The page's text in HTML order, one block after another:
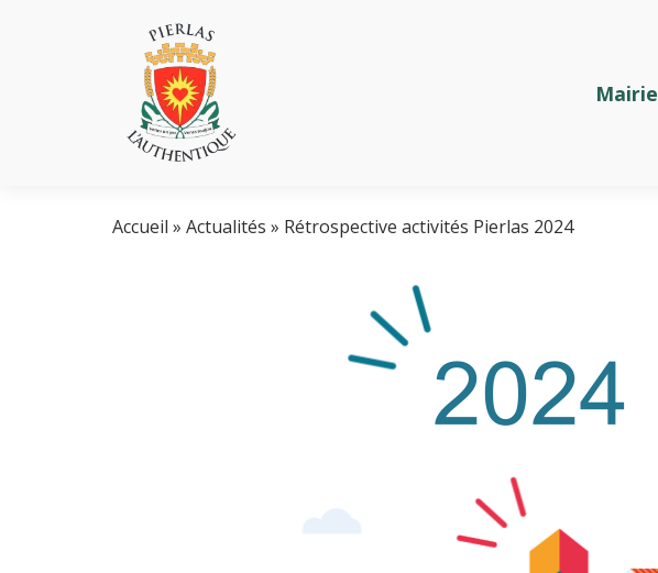
Mairie
Accueil » Actualités » Rétrospective activités Pierlas 2024